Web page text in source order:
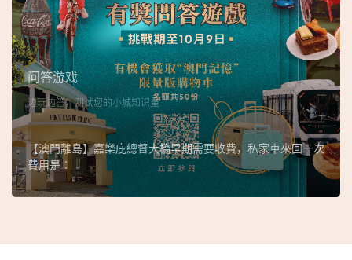
问答游戏
边玩边答，测试您的小城知识量
【澳門離島】嘉樂庇總督大橋早期需要收費，私家車來回一次
費用是︰